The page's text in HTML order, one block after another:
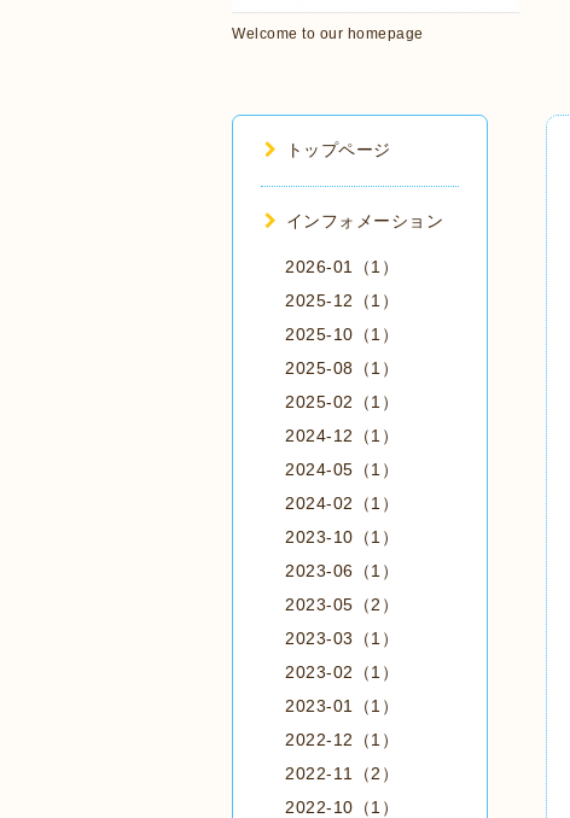
Welcome to our homepage
トップページ
インフォメーション
2026-01（1）
2025-12（1）
2025-10（1）
2025-08（1）
2025-02（1）
2024-12（1）
2024-05（1）
2024-02（1）
2023-10（1）
2023-06（1）
2023-05（2）
2023-03（1）
2023-02（1）
2023-01（1）
2022-12（1）
2022-11（2）
2022-10（1）